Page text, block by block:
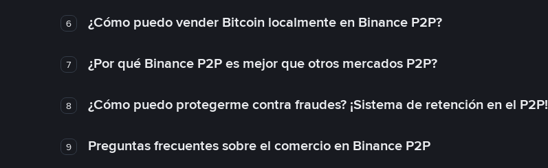
6 ¿Cómo puedo vender Bitcoin localmente en Binance P2P?
7 ¿Por qué Binance P2P es mejor que otros mercados P2P?
8 ¿Cómo puedo protegerme contra fraudes? ¡Sistema de retención en el P2P!
9 Preguntas frecuentes sobre el comercio en Binance P2P